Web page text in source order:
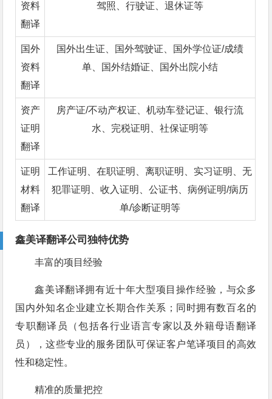
资料
翻译
驾照、行驶证、退休证等
国外
资料
翻译
国外出生证、国外驾驶证、国外学位证/成绩
单、国外结婚证、国外出院小结
资产
证明
翻译
房产证/不动产权证、机动车登记证、银行流
水、完税证明、社保证明等
证明
材料
翻译
工作证明、在职证明、离职证明、实习证明、无
犯罪证明、收入证明、公证书、病例证明/病历
单/诊断证明等
鑫美译翻译公司独特优势
丰富的项目经验
鑫美译翻译拥有近十年大型项目操作经验，与众多
国内外知名企业建立长期合作关系；同时拥有数百名的
专职翻译员（包括各行业语言专家以及外籍母语翻译
员），这些专业的服务团队可保证客户笔译项目的高效
性和稳定性。
精准的质量把控